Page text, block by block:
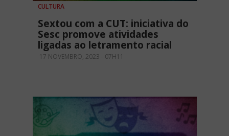
CULTURA
Sextou com a CUT: iniciativa do
Sesc promove atividades
ligadas ao letramento racial
17 NOVEMBRO, 2023 - 07H11